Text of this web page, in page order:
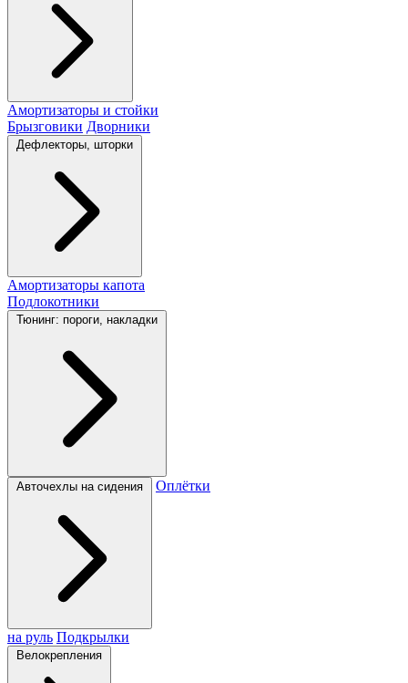
Амортизаторы и стойки
Брызговики Дворники
Дефлекторы, шторки
Амортизаторы капота
Подлокотники
Тюнинг: пороги, накладки
Авточехлы на сидения Оплётки
на руль Подкрылки
Велокрепления